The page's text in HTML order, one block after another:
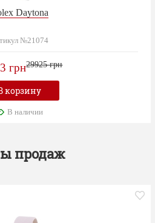
Daytona
№21074
грн29925 грн
корзину
В наличии
продаж